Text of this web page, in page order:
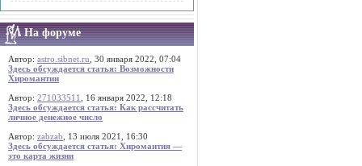
На форуме
Автор: astro.sibnet.ru , 30 января 2022, 07:04
Здесь обсуждается статья: Возможности
Хиромантии
Автор: 271033511
, 16 января 2022, 12:18
Здесь обсуждается статья: Как рассчитать
личное денежное число
Автор: zabzab , 13 июля 2021, 16:30
Здесь обсуждается статья: Хиромантия —
это карта жизни